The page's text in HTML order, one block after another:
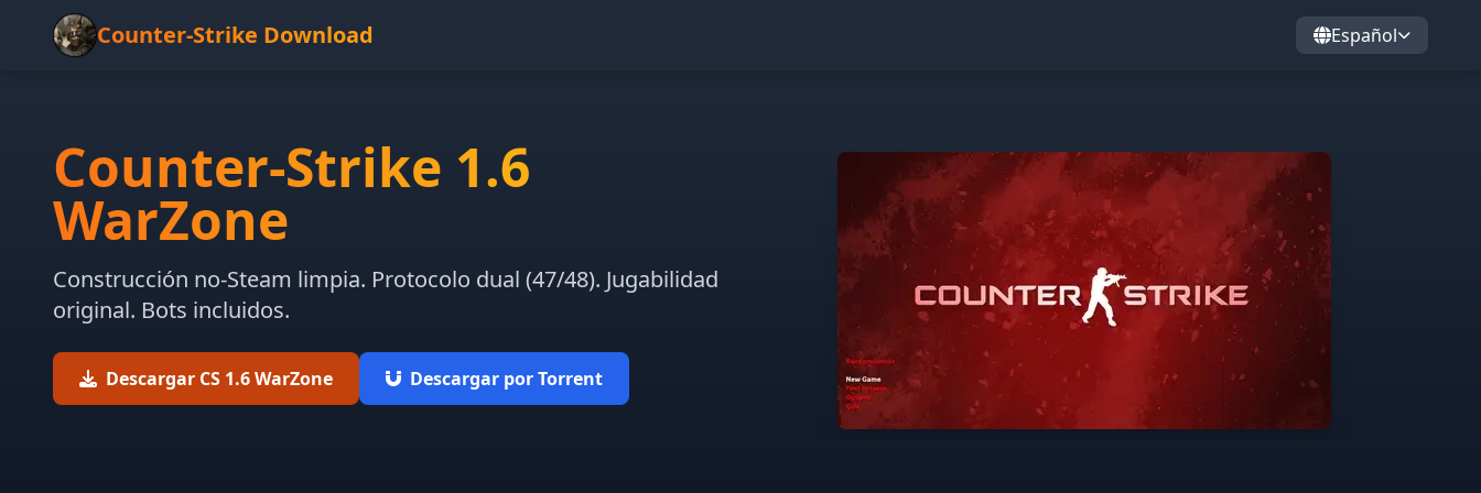
Counter-Strike Download Español
Counter-Strike 1.6
WarZone
Construcción no-Steam limpia. Protocolo dual (47/48). Jugabilidad
original. Bots incluidos.
Descargar CS 1.6 WarZone Descargar por Torrent